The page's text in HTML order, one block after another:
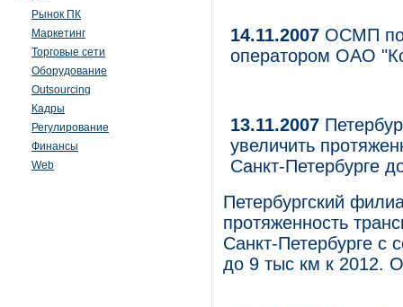
Рынок ПК
Маркетинг
Торговые сети
Оборудование
Outsourcing
Кадры
Регулирование
Финансы
Web
14.11.2007 ОСМП
оператором ОАО
13.11.2007
увеличить
Санкт-Петербурге
Петербургский
протяженность
Санкт-Петербурге с
до 9 тыс км к 2012.